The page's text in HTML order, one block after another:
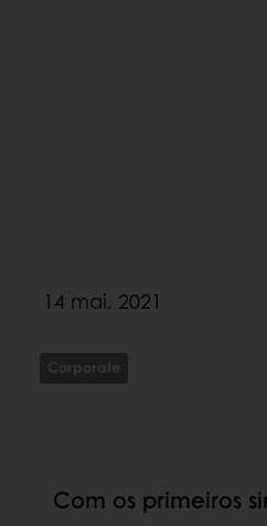
14 mai. 2021
Corporate
Com os primeiros